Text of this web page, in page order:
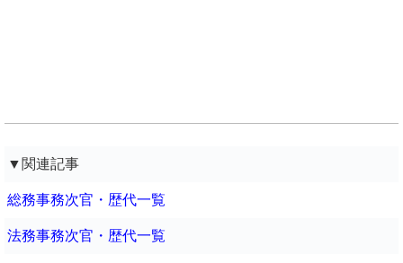
▼関連記事
総務事務次官・歴代一覧
法務事務次官・歴代一覧